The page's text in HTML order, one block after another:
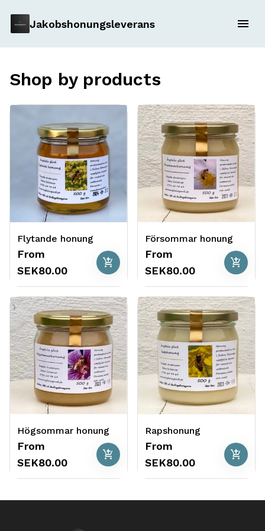
Jakobshonungsleverans
Shop by products
Flytande honung
From
SEK80.00
add_shopping_cart
Försommar honung
From
SEK80.00
add_shopping_cart
Högsommar honung
From
SEK80.00
add_shopping_cart
Rapshonung
From
SEK80.00
add_shopping_cart